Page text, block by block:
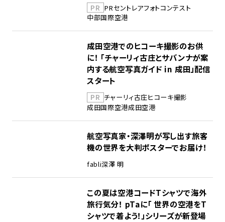
PR PRセントレアフォトコンテスト
中部国際空港
成田空港でのヒコーキ撮影のお供
に！ 「チャーリィ古庄とサバンナが案
内する航空写真ガイド in 成田」配信
スタート
PR チャーリィ古庄ヒコーキ撮影
成田国際空港成田空港
航空写真家・深澤明が写し出す旅客
機の世界を大判ポスターでお届け！
fabli深澤 明
この夏は空港コードTシャツで海外
旅行気分！ pTaに「 世界の空港をT
シャツで着よう！」シリーズが新登場